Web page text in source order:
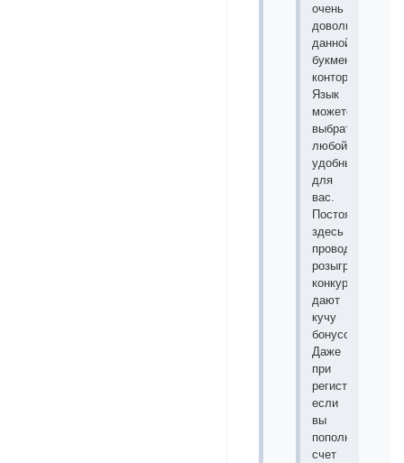
очень
довольны
данной
букмекерской
конторой.
Язык
можете
выбрать
любой
удобный
для
вас.
Постоянно
здесь
проводятся
розыгрыши
конкурсы
дают
кучу
бонусов.
Даже
при
регистрации
если
вы
пополните
счет